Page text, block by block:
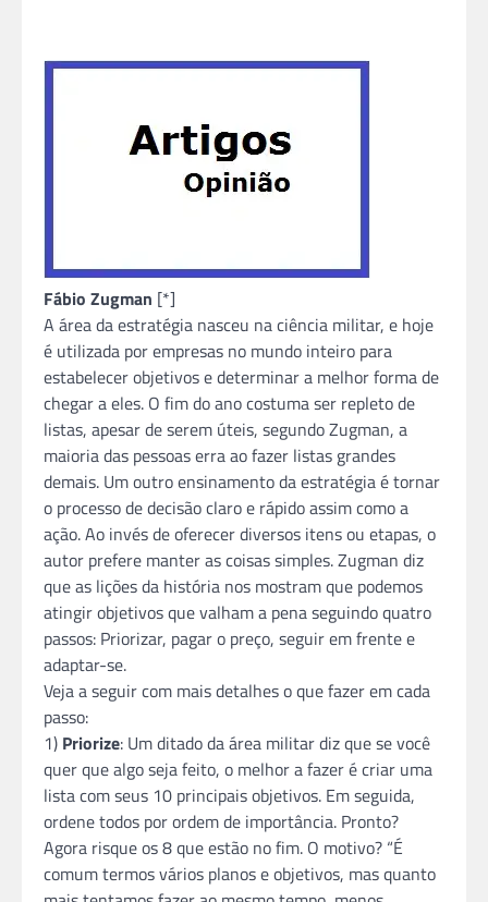
Fábio Zugman [*]
A área da estratégia nasceu na ciência militar, e hoje
é utilizada por empresas no mundo inteiro para
estabelecer objetivos e determinar a melhor forma de
chegar a eles. O fim do ano costuma ser repleto de
listas, apesar de serem úteis, segundo Zugman, a
maioria das pessoas erra ao fazer listas grandes
demais. Um outro ensinamento da estratégia é tornar
o processo de decisão claro e rápido assim como a
ação. Ao invés de oferecer diversos itens ou etapas, o
autor prefere manter as coisas simples. Zugman diz
que as lições da história nos mostram que podemos
atingir objetivos que valham a pena seguindo quatro
passos: Priorizar, pagar o preço, seguir em frente e
adaptar-se.
Veja a seguir com mais detalhes o que fazer em cada
passo:
1) Priorize: Um ditado da área militar diz que se você
quer que algo seja feito, o melhor a fazer é criar uma
lista com seus 10 principais objetivos. Em seguida,
ordene todos por ordem de importância. Pronto?
Agora risque os 8 que estão no fim. O motivo? “É
comum termos vários planos e objetivos, mas quanto